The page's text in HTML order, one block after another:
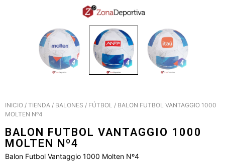
INICIO / TIENDA / BALONES / FÚTBOL / BALON FUTBOL VANTAGGIO 1000
MOLTEN Nº4
BALON FUTBOL VANTAGGIO 1000
MOLTEN Nº4
Balon Futbol Vantaggio 1000 Molten Nº4